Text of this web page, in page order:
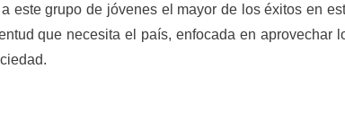
este grupo de jóvenes el mayor de los éxitos en
que necesita el país, enfocada en aprovechar